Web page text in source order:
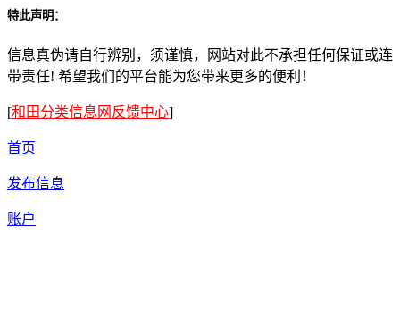
特此声明：
信息真伪请自行辨别，须谨慎，网站对此不承担任何保证或连
带责任! 希望我们的平台能为您带来更多的便利！
[和田分类信息网反馈中心]
首页
发布信息
账户